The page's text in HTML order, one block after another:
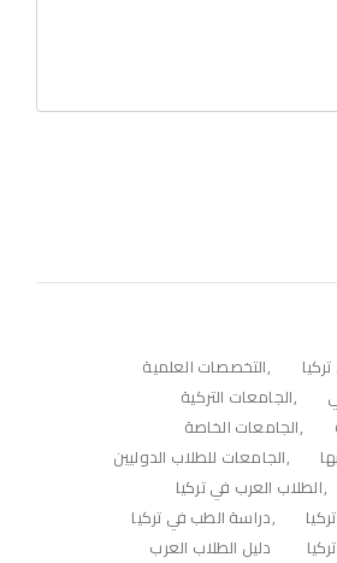
التخصصات العلمية
الجامعات التركية
الجامعات الخاصة
الجامعات للطلاب الدوليين
الطلاب العرب في تركيا
دراسة الطب في تركيا
دليل الطلاب العرب